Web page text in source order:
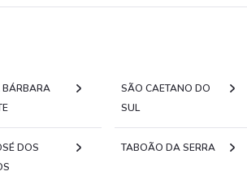
BÁRBARA
SÃO CAETANO DO
SUL
DOS
TABOÃO DA SERRA